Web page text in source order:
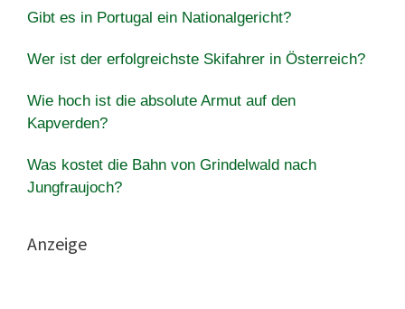
Gibt es in Portugal ein Nationalgericht?
Wer ist der erfolgreichste Skifahrer in Österreich?
Wie hoch ist die absolute Armut auf den
Kapverden?
Was kostet die Bahn von Grindelwald nach
Jungfraujoch?
Anzeige